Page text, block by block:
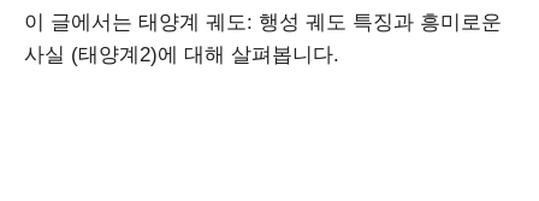
이 글에서는 태양계 궤도: 행성 궤도 특징과 흥미로운
사실 (태양계2)에 대해 살펴봅니다.